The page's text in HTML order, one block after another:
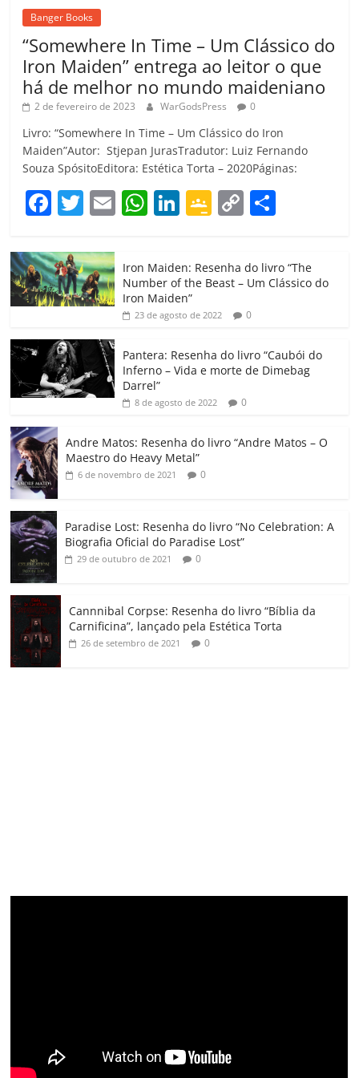
Banger Books
“Somewhere In Time – Um Clássico do
Iron Maiden” entrega ao leitor o que
há de melhor no mundo maideniano
2 de fevereiro de 2023 WarGodsPress 0
Livro: “Somewhere In Time – Um Clássico do Iron
Maiden”Autor: Stjepan JurasTradutor: Luiz Fernando
Souza SpósitoEditora: Estética Torta – 2020Páginas:
F
c
e
b
o
o
k
T
itt
er
E W
at
s
A
p
Li
e
dI
G
gl
e
Cl
a
ss
ro
o
C
p
y
Li
k
m
p
h
ar
Iron Maiden: Resenha do livro “The
Number of the Beast – Um Clássico do
Iron Maiden”
23 de agosto de 2022 0
Pantera: Resenha do livro “Caubói do
Inferno – Vida e morte de Dimebag
Darrel”
8 de agosto de 2022 0
Andre Matos: Resenha do livro “Andre Matos – O
Maestro do Heavy Metal”
6 de novembro de 2021 0
Paradise Lost: Resenha do livro “No Celebration: A
Biografia Oficial do Paradise Lost”
29 de outubro de 2021 0
Cannnibal Corpse: Resenha do livro “Bíblia da
Carnificina”, lançado pela Estética Torta
26 de setembro de 2021 0